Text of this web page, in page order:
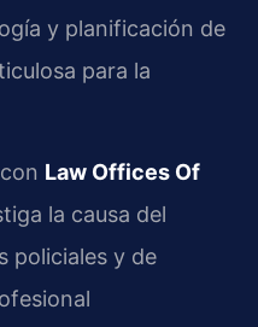
y planificación de
para la
Law Offices Of
la causa del
policiales y de